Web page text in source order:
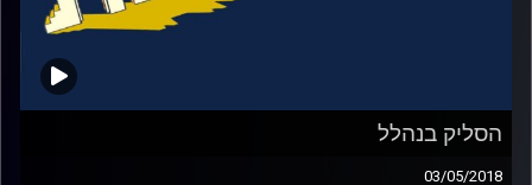
הסליק בנהלל
03/05/2018